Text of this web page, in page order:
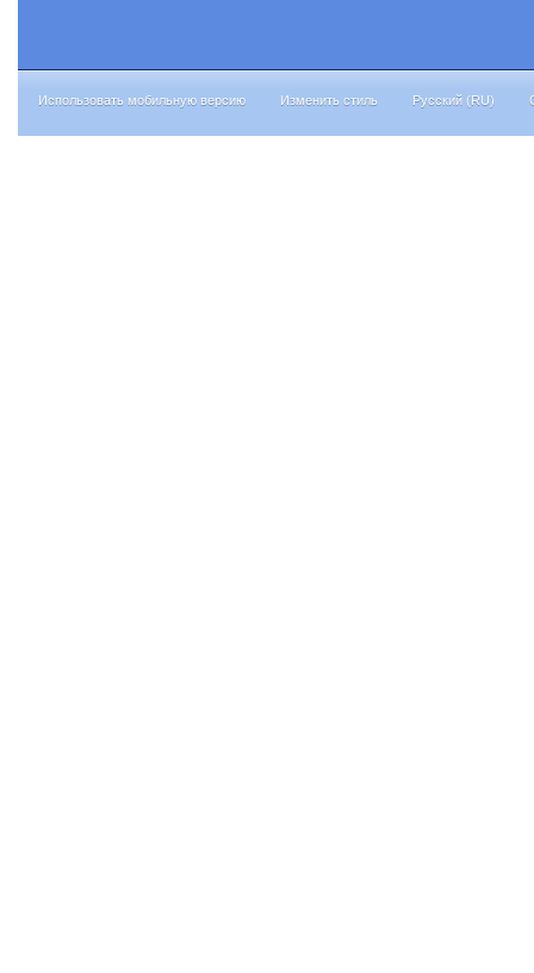
Использовать мобильную версию Изменить стиль Русский (RU)